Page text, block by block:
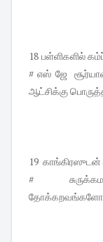
18 பள்ளிகளில்
# எஸ் ஜே
ஆட்சிக்கு
19
#
தோக்கறவங்களோட